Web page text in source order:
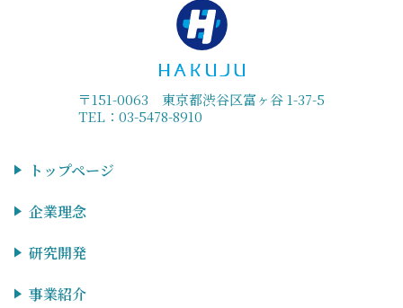
〒151-0063 東京都渋谷区富ヶ谷 1-37-5
TEL：03-5478-8910
トップページ
企業理念
研究開発
事業紹介